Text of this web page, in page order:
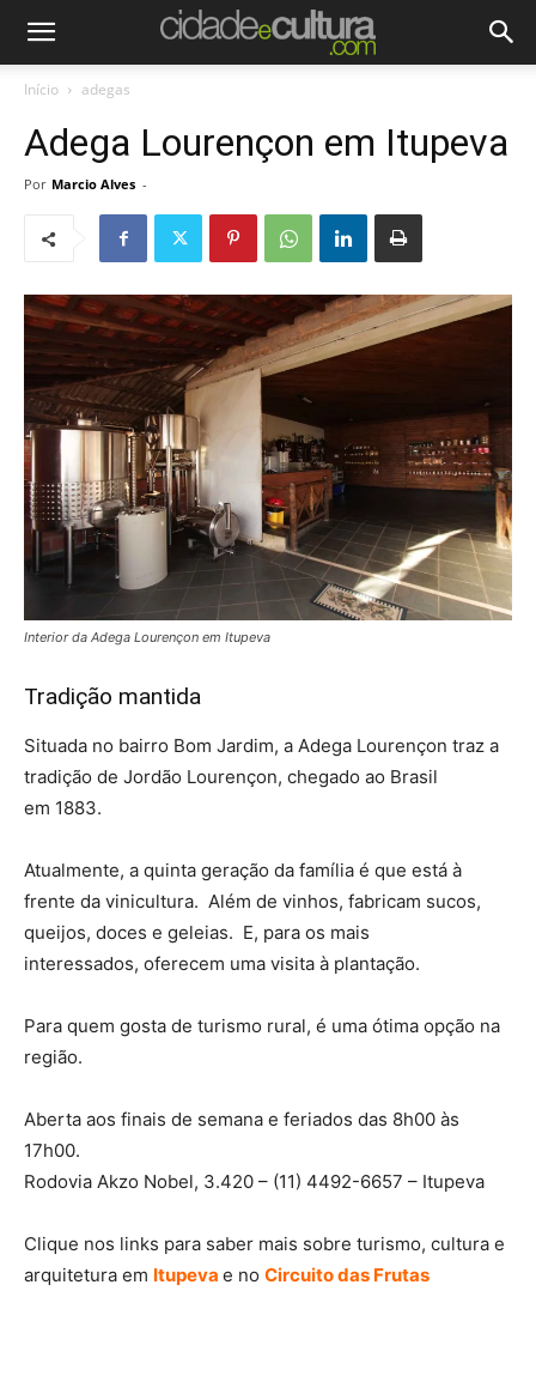
Início adegas
Adega Lourençon em Itupeva
Por Marcio Alves -
Interior da Adega Lourençon em Itupeva
Tradição mantida
Situada no bairro Bom Jardim, a Adega Lourençon traz a
tradição de Jordão Lourençon, chegado ao Brasil
em 1883.
Atualmente, a quinta geração da família é que está à
frente da vinicultura. Além de vinhos, fabricam sucos,
queijos, doces e geleias. E, para os mais
interessados, oferecem uma visita à plantação.
Para quem gosta de turismo rural, é uma ótima opção na
região.
Aberta aos finais de semana e feriados das 8h00 às
17h00.
Rodovia Akzo Nobel, 3.420 – (11) 4492-6657 – Itupeva
Clique nos links para saber mais sobre turismo, cultura e
arquitetura em Itupeva e no Circuito das Frutas